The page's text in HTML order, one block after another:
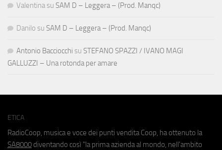
Valentina su SAM D – Leggera – (Prod. Manqc)
Danilo su SAM D – Leggera – (Prod. Manqc)
Antonio Bacciocchi su STEFANO SPAZZI / IVANO MAGI
GALLUZZI – Una rotonda per amare
ETICA
RadioCoop, musica e voce dei punti vendita Coop, ha ottenuto la
SA8000 diventando così "la prima azienda al mondo, nell'ambito